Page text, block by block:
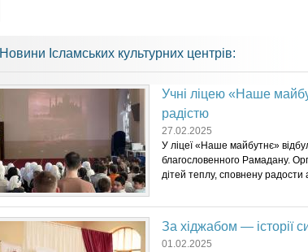
Новини Ісламських культурних центрів:
Учні ліцею «Наше
радістю
27.02.2025
У ліцеї «Наше майбутнє»
благословенного Рамадану.
дітей теплу, сповнену
За хіджабом — історії
01.02.2025